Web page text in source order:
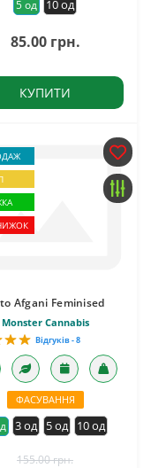
5 од 10 од
85.00 грн.
КУПИТИ
Afgani Feminised
Monster Cannabis
Відгуків - 8
ФАСУВАННЯ
3 од 5 од 10 од
155.00 грн.